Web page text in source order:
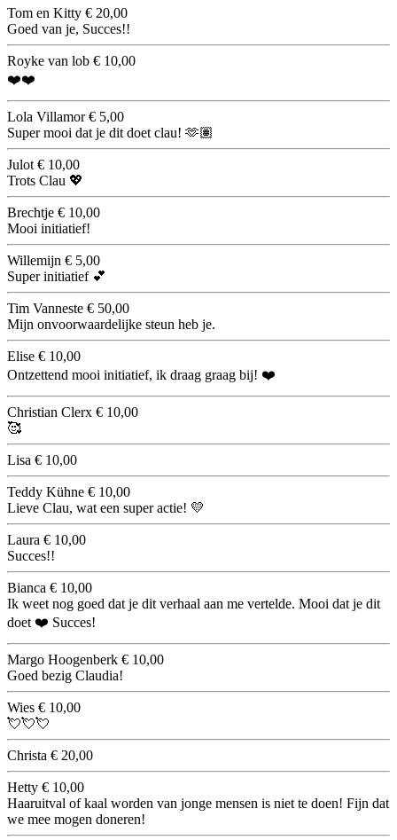
Tom en Kitty € 20,00
Goed van je, Succes!!
Royke van lob € 10,00
❤️❤️
Lola Villamor € 5,00
Super mooi dat je dit doet clau! 🫶🏽
Julot € 10,00
Trots Clau 💖
Brechtje € 10,00
Mooi initiatief!
Willemijn € 5,00
Super initiatief 💕
Tim Vanneste € 50,00
Mijn onvoorwaardelijke steun heb je.
Elise € 10,00
Ontzettend mooi initiatief, ik draag graag bij! ❤️
Christian Clerx € 10,00
🥰
Lisa € 10,00
Teddy Kühne € 10,00
Lieve Clau, wat een super actie! 💛
Laura € 10,00
Succes!!
Bianca € 10,00
Ik weet nog goed dat je dit verhaal aan me vertelde. Mooi dat je dit
doet ❤️ Succes!
Margo Hoogenberk € 10,00
Goed bezig Claudia!
Wies € 10,00
💘💘💘
Christa € 20,00
Hetty € 10,00
Haaruitval of kaal worden van jonge mensen is niet te doen! Fijn dat
we mee mogen doneren!